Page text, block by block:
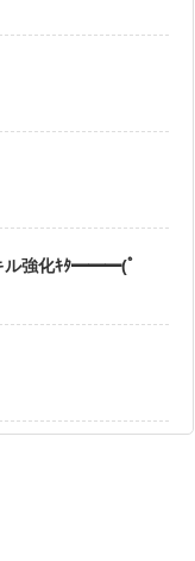
ル強化ｷﾀ━━━(ﾟ